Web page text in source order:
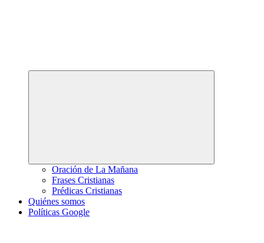
Oración de La Mañana
Frases Cristianas
Prédicas Cristianas
Quiénes somos
Políticas Google